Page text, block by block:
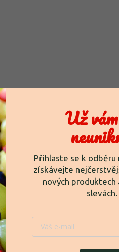
Chlebíček sýrový
51 Kč
Už
Přihlaste se k
získávejte
nových produktech
slevách.